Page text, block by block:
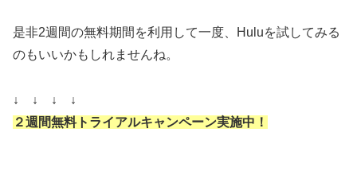
是非2週間の無料期間を利用して一度、Huluを試してみる
のもいいかもしれませんね。
↓ ↓ ↓ ↓
２週間無料トライアルキャンペーン実施中！